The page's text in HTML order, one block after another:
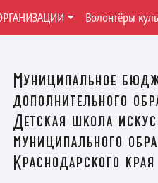
Муниципальное
дополнительного
Детская школа
муниципального
Краснодарского края
Волонтёры